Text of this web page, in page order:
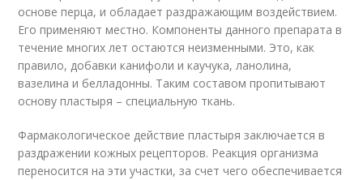
основе перца, и обладает раздражающим воздействием.
Его применяют местно. Компоненты данного препарата в
течение многих лет остаются неизменными. Это, как
правило, добавки канифоли и каучука, ланолина,
вазелина и белладонны. Таким составом пропитывают
основу пластыря – специальную ткань.
Фармакологическое действие пластыря заключается в
раздражении кожных рецепторов. Реакция организма
переносится на эти участки, за счет чего обеспечивается